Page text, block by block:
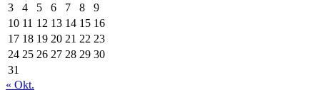
3
4 5 6 7 8
9
10 11 12 13 14 15 16
17 18 19 20 21 22 23
24 25 26 27 28 29 30
31
« Okt.